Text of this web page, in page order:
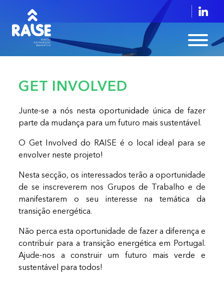
GET INVOLVED
Junte-se a nós nesta oportunidade única de fazer
parte da mudança para um futuro mais sustentável.
O Get Involved do RAISE é o local ideal para se
envolver neste projeto!
Nesta secção, os interessados terão a oportunidade
de se inscreverem nos Grupos de Trabalho e de
manifestarem o seu interesse na temática da
transição energética.
Não perca esta oportunidade de fazer a diferença e
contribuir para a transição energética em Portugal.
Ajude-nos a construir um futuro mais verde e
sustentável para todos!